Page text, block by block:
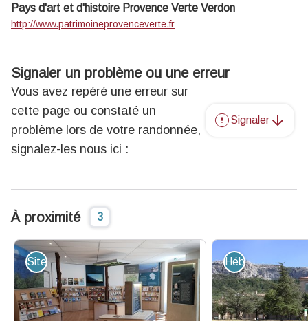
Pays d'art et d'histoire Provence Verte Verdon
http://www.patrimoineprovenceverte.fr
Signaler un problème ou une erreur
Vous avez repéré une erreur sur
cette page ou constaté un
problème lors de votre randonnée,
signalez-les nous ici :
Signaler
À proximité 3
Site de visite Hébergement -